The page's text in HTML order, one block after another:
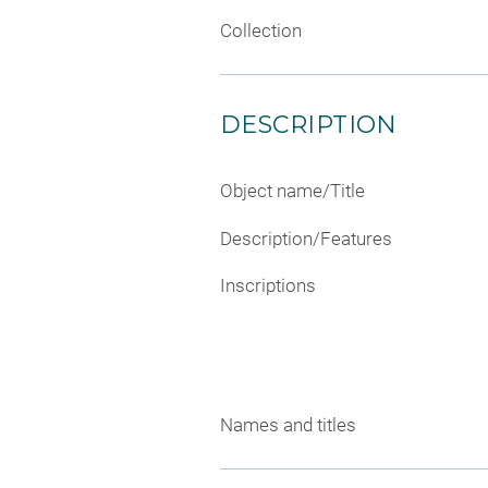
Collection
DESCRIPTION
Object name/Title
Description/Features
Inscriptions
Names and titles